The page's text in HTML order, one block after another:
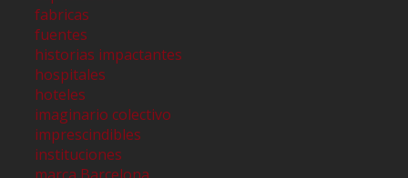
fabricas
fuentes
historias impactantes
hospitales
hoteles
imaginario colectivo
imprescindibles
instituciones